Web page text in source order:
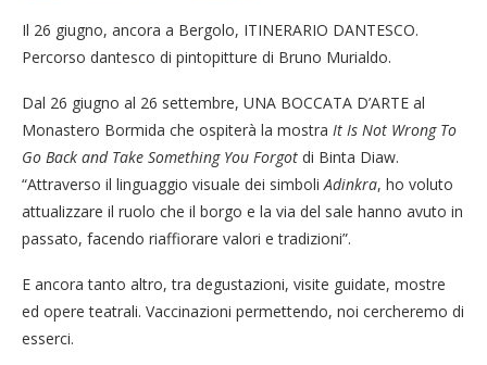
Il 26 giugno, ancora a Bergolo, ITINERARIO DANTESCO.
Percorso dantesco di pintopitture di Bruno Murialdo.
Dal 26 giugno al 26 settembre, UNA BOCCATA D’ARTE al
Monastero Bormida che ospiterà la mostra It Is Not Wrong To
Go Back and Take Something You Forgot di Binta Diaw.
“Attraverso il linguaggio visuale dei simboliAdinkra, ho voluto
attualizzare il ruolo che il borgo e la via del sale hanno avuto in
passato, facendo riaffiorare valori e tradizioni”.
E ancora tanto altro, tra degustazioni, visite guidate, mostre
ed opere teatrali. Vaccinazioni permettendo, noi cercheremo di
esserci.